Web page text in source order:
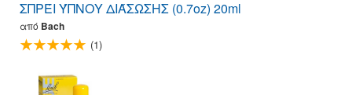
ΣΠΡΈΙ ΎΠΝΟΥ ΔΙΆΣΩΣΗΣ (0.7oz) 20ml
από Bach
(1)